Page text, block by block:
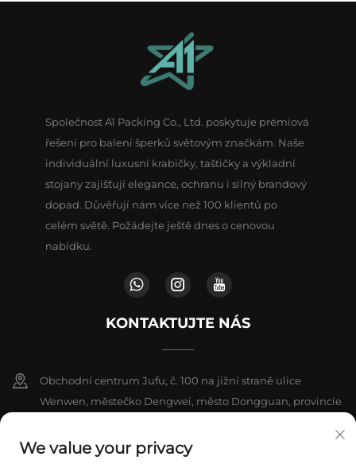
Společnost A1 Packing Co., Ltd. poskytuje prémiová
řešení pro balení šperků světovým značkám. Naše
individuální luxusní krabičky, taštičky a výkladní
stojany zajišťují elegance, ochranu i silný brandový
dopad. Důvěřují nám více než 100 klientů po
celém světě. Požádejte ještě dnes o cenovou
nabídku.
KONTAKTUJTE NÁS
Obchodní centrum Jufu, č. 100 na jižní straně ulice
Wenwen, městečko Dengwei, město Dongguan, provincie
+86-18802602550
We value your privacy